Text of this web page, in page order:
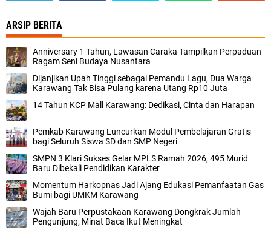
ARSIP BERITA
Anniversary 1 Tahun, Lawasan Caraka Tampilkan Perpaduan
Ragam Seni Budaya Nusantara
Dijanjikan Upah Tinggi sebagai Pemandu Lagu, Dua Warga
Karawang Tak Bisa Pulang karena Utang Rp10 Juta
14 Tahun KCP Mall Karawang: Dedikasi, Cinta dan Harapan
Pemkab Karawang Luncurkan Modul Pembelajaran Gratis
bagi Seluruh Siswa SD dan SMP Negeri
SMPN 3 Klari Sukses Gelar MPLS Ramah 2026, 495 Murid
Baru Dibekali Pendidikan Karakter
Momentum Harkopnas Jadi Ajang Edukasi Pemanfaatan Gas
Bumi bagi UMKM Karawang
Wajah Baru Perpustakaan Karawang Dongkrak Jumlah
Pengunjung, Minat Baca Ikut Meningkat